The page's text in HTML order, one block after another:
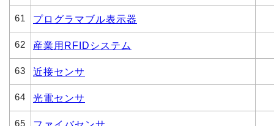
61 プログラマブル表示器
62 産業用RFIDシステム
63 近接センサ
64 光電センサ
65